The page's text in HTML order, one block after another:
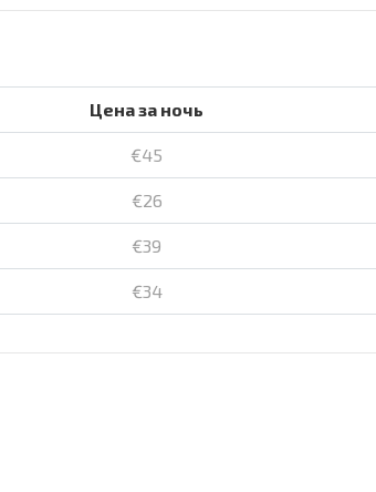
Цена за ночь
€45
€26
€39
€34